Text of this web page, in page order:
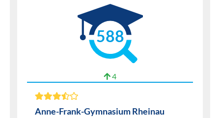
588
4
Anne-Frank-Gymnasium Rheinau